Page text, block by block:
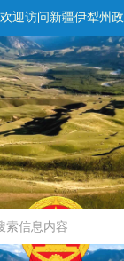
欢迎访问新疆伊犁州政